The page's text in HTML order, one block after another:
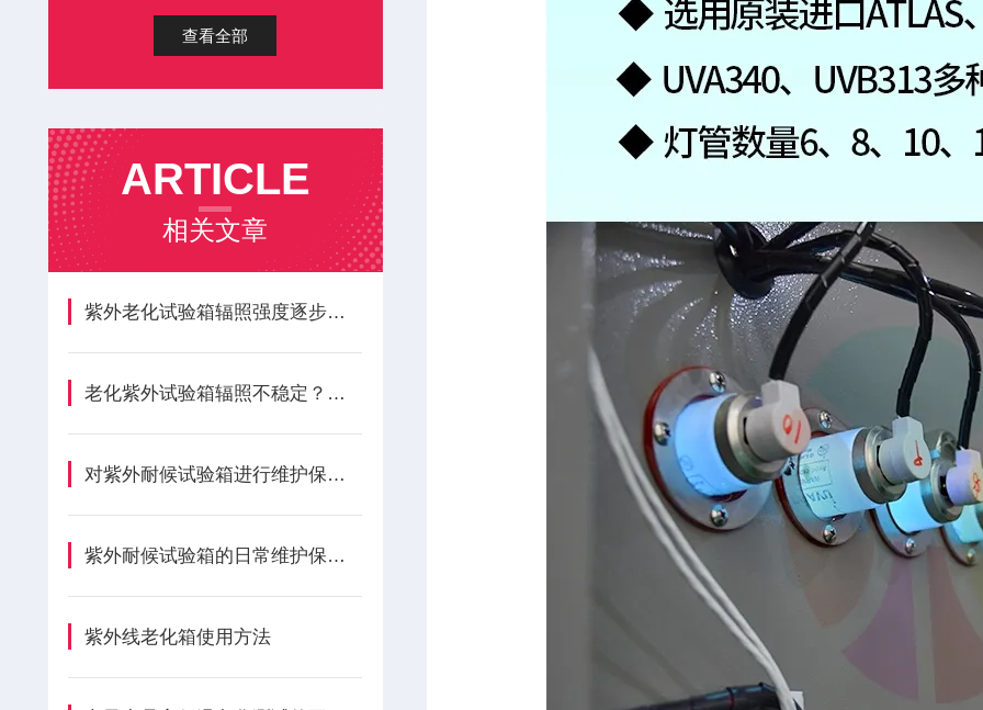
查看全部
ARTICLE
相关文章
紫外老化试验箱辐照强度逐步衰减，腔体隐性损耗完整梳理
老化紫外试验箱辐照不稳定？分析灯管与腔体隐性损耗成因
对紫外耐候试验箱进行维护保养只需要做好这7件事
紫外耐候试验箱的日常维护保养注意事项有哪些？
紫外线老化箱使用方法